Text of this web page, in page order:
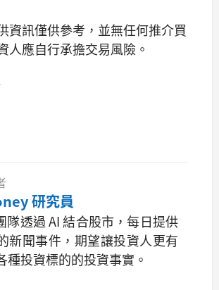
資訊僅供參考，並無任何推介買
人應自行承擔交易風險。
研究員
隊透過 AI 結合股市，每日提供
新聞事件，期望讓投資人更有
種投資標的的投資事實。